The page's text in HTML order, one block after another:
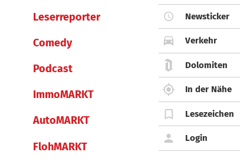
Leserreporter
Comedy
Podcast
ImmoMARKT
AutoMARKT
FlohMARKT
Newsticker
Verkehr
Dolomiten
In der Nähe
Lesezeichen
Login